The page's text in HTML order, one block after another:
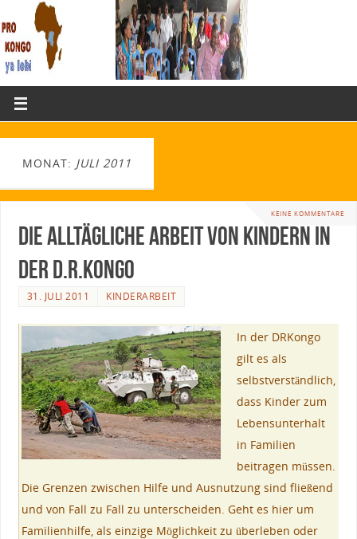
MONAT: JULI 2011
KEINE KOMMENTARE
Die alltägliche Arbeit von Kindern in
der D.R.Kongo
31. JULI 2011 KINDERARBEIT
In der DRKongo
gilt es als
selbstverständlich,
dass Kinder zum
Lebensunterhalt
in Familien
beitragen müssen.
Die Grenzen zwischen Hilfe und Ausnutzung sind fließend
und von Fall zu Fall zu unterscheiden. Geht es hier um
Familienhilfe, als einzige Möglichkeit zu überleben oder